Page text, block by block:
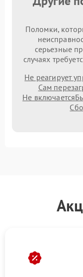
Поломки,
серьезные
случаях
Не реагирует
Сам
Не включается